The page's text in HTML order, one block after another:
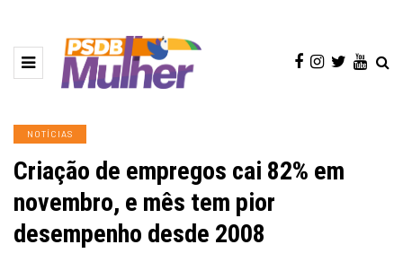
NOTÍCIAS
Criação de empregos cai 82% em
novembro, e mês tem pior
desempenho desde 2008